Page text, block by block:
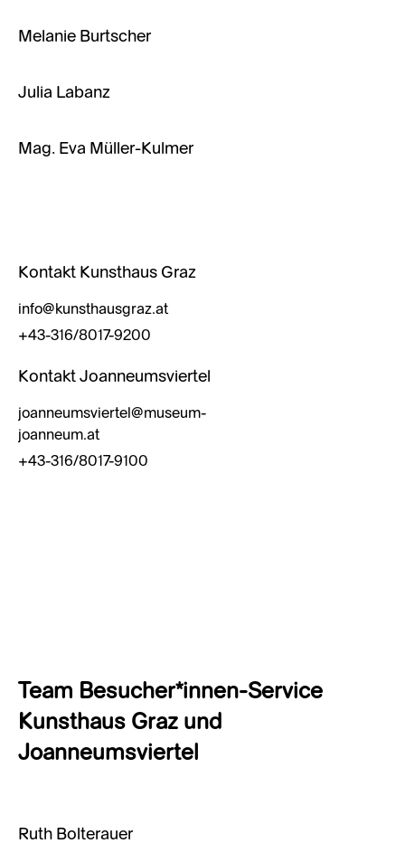
Melanie Burtscher
Julia Labanz
Mag. Eva Müller-Kulmer
Kontakt Kunsthaus Graz
info@kunsthausgraz.at
+43-316/8017-9200
Kontakt Joanneumsviertel
joanneumsviertel@museum-
joanneum.at
+43-316/8017-9100
Team Besucher*innen-Service
Kunsthaus Graz und
Joanneumsviertel
Ruth Bolterauer